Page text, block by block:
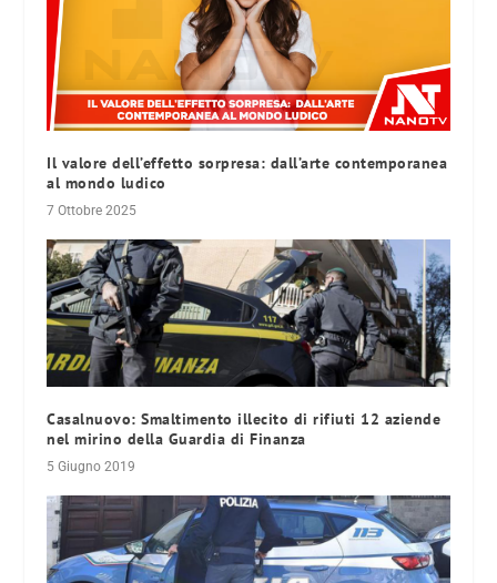
Il valore dell’effetto sorpresa: dall’arte contemporanea
al mondo ludico
7 Ottobre 2025
Casalnuovo: Smaltimento illecito di rifiuti 12 aziende
nel mirino della Guardia di Finanza
5 Giugno 2019